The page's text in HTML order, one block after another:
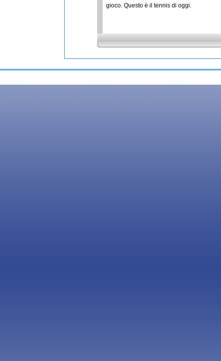
gioco. Questo è il tennis di oggi.